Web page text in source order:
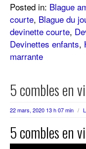
Posted in: Blague
courte, Blague du
devinette courte,
Devinettes enfants,
marrante
5 combles en
22 mars, 2020 13 h 07 min /
5 combles en